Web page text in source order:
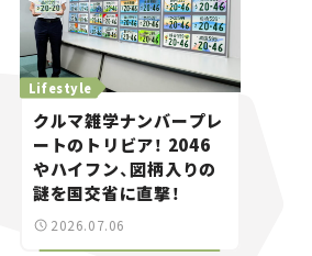
Lifestyle
クルマ雑学ナンバープレ
ートのトリビア！ 2046
やハイフン、図柄入りの
謎を国交省に直撃！
2026.07.06